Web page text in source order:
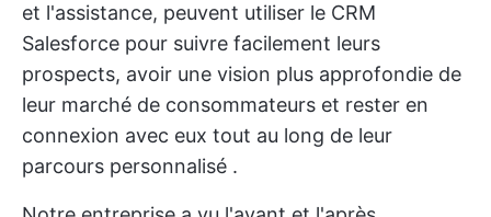
et l'assistance, peuvent utiliser le CRM
Salesforce pour suivre facilement leurs
prospects, avoir une vision plus approfondie de
leur marché de consommateurs et rester en
connexion avec eux tout au long de leur
parcours personnalisé .